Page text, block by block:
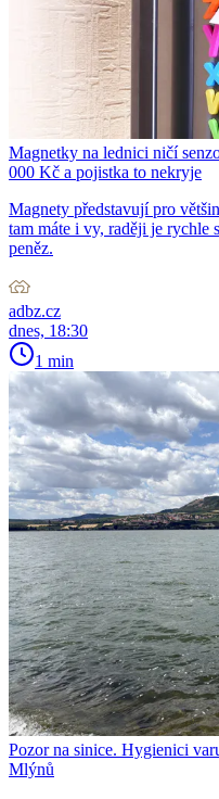
Magnetky na lednici ničí
000 Kč a pojistka to nekryje
Magnety představují pro
tam máte i vy, raději je rychle
peněz.
adbz.cz
dnes, 18:30
1 min
Pozor na sinice. Hygienici
Mlýnů